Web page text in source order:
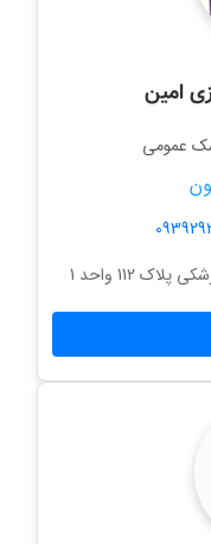
امین
عمومی
112 واحد 1